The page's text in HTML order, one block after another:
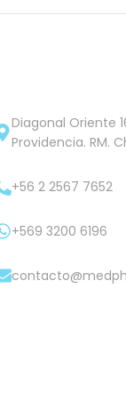
Diagonal Oriente
Providencia. RM.
+56 2 2567 7652
+569 3200 6196